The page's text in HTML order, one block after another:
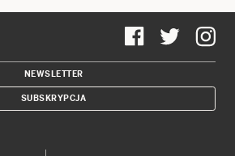
NEWSLETTER
SUBSKRYPCJA